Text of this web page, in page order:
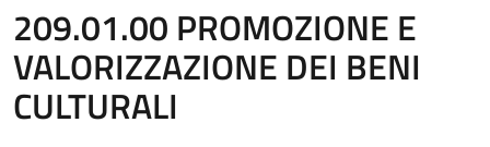
209.01.00 PROMOZIONE E
VALORIZZAZIONE DEI BENI
CULTURALI